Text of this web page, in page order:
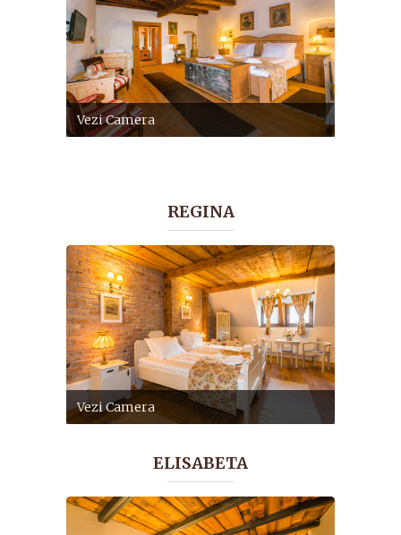
Vezi Camera
REGINA
Vezi Camera
ELISABETA